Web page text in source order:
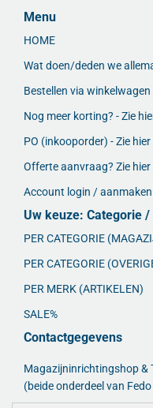
Menu
HOME
Wat doen/deden we
Bestellen via
Nog meer korting? - Zie
PO (inkooporder) - Zie
Offerte aanvraag? Zie
Account login / aanmaken
Uw keuze: Categorie
PER CATEGORIE
PER CATEGORIE
PER MERK (ARTIKELEN)
SALE%
Contactgegevens
Magazijninrichtingshop &
(beide onderdeel van Fedo